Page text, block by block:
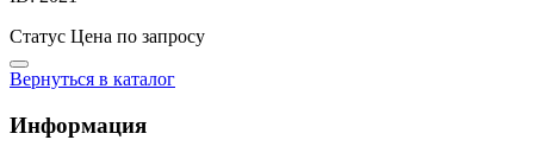
Статус Цена по запросу
Вернуться в каталог
Информация